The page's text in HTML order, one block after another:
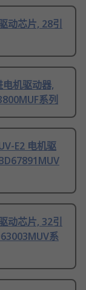
动芯片, 28引
电机驱动器,
系列
E2 电机驱
动芯片, 32引
系